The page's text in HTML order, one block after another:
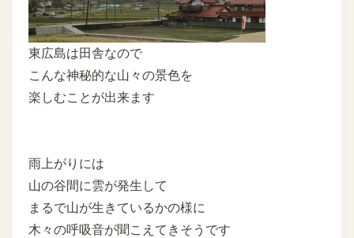
東広島は田舎なので
こんな神秘的な山々の景色を
楽しむことが出来ます
雨上がりには
山の谷間に雲が発生して
まるで山が生きているかの様に
木々の呼吸音が聞こえてきそうです